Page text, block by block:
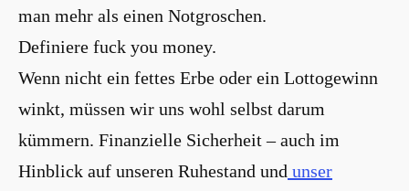
man mehr als einen Notgroschen.
Definiere fuck you money.
Wenn nicht ein fettes Erbe oder ein Lottogewinn
winkt, müssen wir uns wohl selbst darum
kümmern. Finanzielle Sicherheit – auch im
Hinblick auf unseren Ruhestand und unser